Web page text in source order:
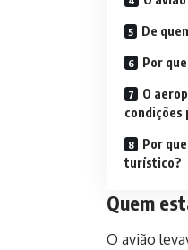
De
Por
O
condições
Por
turístico?
Quem
O avião